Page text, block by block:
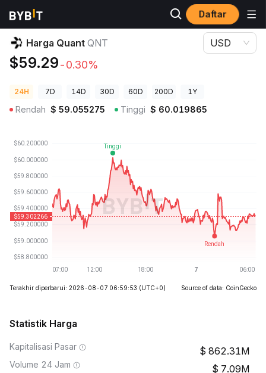
Daftar
Harga Kripto
Harga Quant QNT
$59.29-0.30%
USD
24H 7D 14D 30D 60D 200D 1Y
Rendah $ 59.055275 Tinggi $ 60.019865
Terakhir diperbarui: 2026-08-07 06:59:53 (UTC+0) Source of data: CoinGecko
Statistik Harga
Kapitalisasi Pasar 862.31M
Volume 24 Jam 7.09M